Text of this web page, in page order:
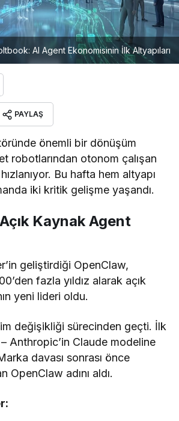
AI Agent Ekonomisinin İlk Altyapıları
PAYLAŞ
önemli bir dönüşüm
robotlarından otonom çalışan
Bu hafta hem altyapı
iki kritik gelişme yaşandı.
Kaynak Agent
geliştirdiği OpenClaw,
fazla yıldız alarak açık
yeni lideri oldu.
değişikliği sürecinden geçti. İlk
Anthropic’in Claude modeline
davası sonrası önce
OpenClaw adını aldı.